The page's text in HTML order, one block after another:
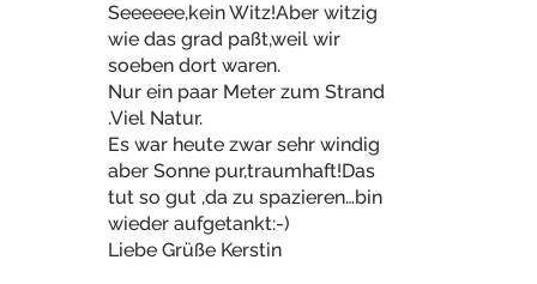
Seeeeee,kein Witz!Aber witzig
wie das grad paßt,weil wir
soeben dort waren.
Nur ein paar Meter zum Strand
.Viel Natur.
Es war heute zwar sehr windig
aber Sonne pur,traumhaft!Das
tut so gut ,da zu spazieren…bin
wieder aufgetankt:-)
Liebe Grüße Kerstin